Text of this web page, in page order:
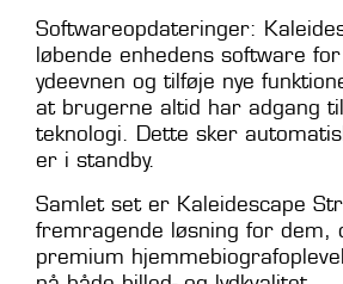
Softwareopdateringer:
løbende enhedens software
ydeevnen og tilføje nye
at brugerne altid har adgang
teknologi. Dette sker
er i standby.
Samlet set er Kaleidescape
fremragende løsning for dem,
premium